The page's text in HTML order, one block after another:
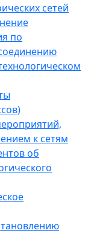
сетей
по
к сетям
об